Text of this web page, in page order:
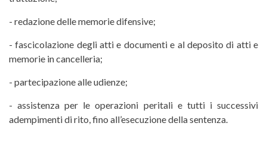
- redazione delle memorie difensive;
- fascicolazione degli atti e documenti e al deposito di atti e
memorie in cancelleria;
- partecipazione alle udienze;
- assistenza per le operazioni peritali e tutti i successivi
adempimenti di rito, fino all’esecuzione della sentenza.